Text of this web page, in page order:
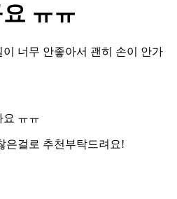
ㅠㅠ
너무 안좋아서 괜히 손이 안가
요 ㅠㅠ
은걸로 추천부탁드려요!